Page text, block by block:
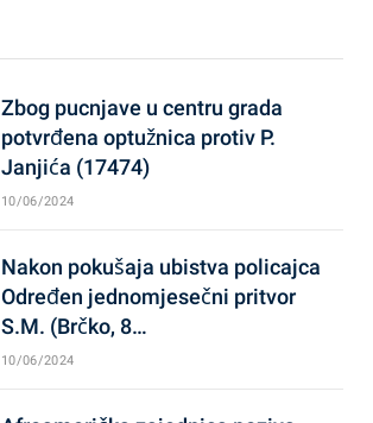
Zbog pucnjave u centru grada
potvrđena optužnica protiv P.
Janjića (17474)
10/06/2024
Nakon pokušaja ubistva policajca
Određen jednomjesečni pritvor
S.M. (Brčko, 8…
10/06/2024